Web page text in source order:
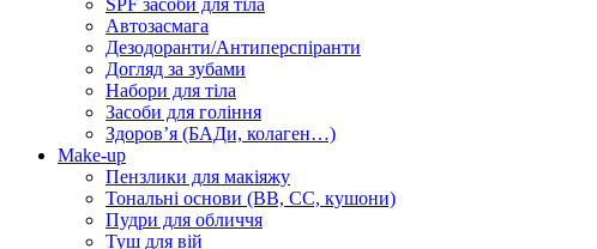
SPF засоби для тіла
Автозасмага
Дезодоранти/Антиперспіранти
Догляд за зубами
Набори для тіла
Засоби для гоління
Здоровʼя (БАДи, колаген…)
Make-up
Пензлики для макіяжу
Тональні основи (BB, CC, кушони)
Пудри для обличчя
Туш для вій